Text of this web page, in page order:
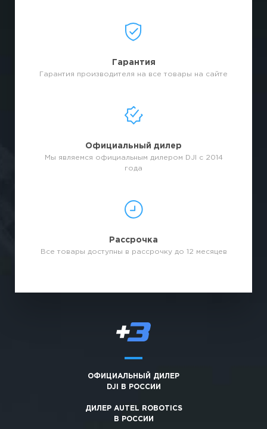
Гарантия
Гарантия производителя на все товары на сайте
Официальный дилер
Мы являемся официальным дилером DJI с 2014
года
Рассрочка
Все товары доступны в рассрочку до 12 месяцев
ОФИЦИАЛЬНЫЙ ДИЛЕР
DJI В РОССИИ
ДИЛЕР AUTEL ROBOTICS
В РОССИИ